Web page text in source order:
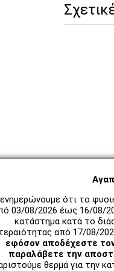
ότι το
03/08/2026 έως 16/08/
κατάστημα κατά το
από 17/08/
εφόσον αποδέχεστε
παραλάβετε την
θερμά για την